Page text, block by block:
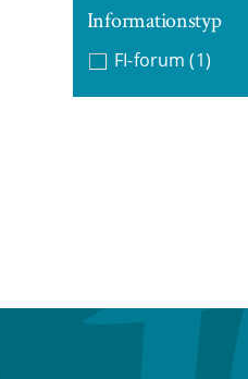
Informationstyp
FI-forum (1)